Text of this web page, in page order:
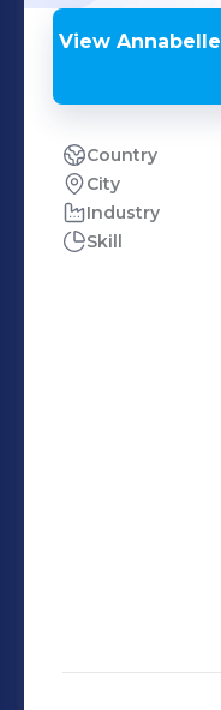
View Annabelle
Country
City
Industry
Skill